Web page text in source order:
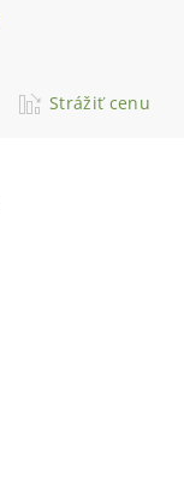
Strážiť cenu